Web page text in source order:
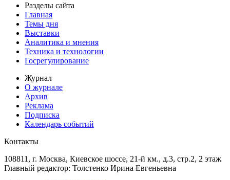
Разделы сайта
Главная
Темы дня
Выставки
Аналитика и мнения
Техника и технологии
Госрегулирование
Журнал
О журнале
Архив
Реклама
Подписка
Календарь событий
Контакты
108811, г. Москва, Киевское шоссе, 21-й км., д.3, стр.2, 2 этаж
Главный редактор: Толстенко Ирина Евгеньевна